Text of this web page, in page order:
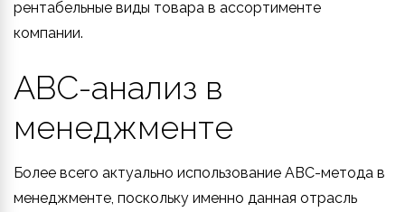
рентабельные виды товара в ассортименте
компании.
ABC-анализ в
менеджменте
Более всего актуально использование ABC-метода в
менеджменте, поскольку именно данная отрасль